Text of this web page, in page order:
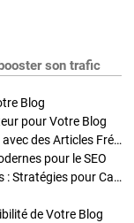
son trafic
Blog
pour Votre Blog
Stratégies de Publication : Boostez Votre Blog avec des Articles Fréquents et Exclusifs
pour le SEO
Enrichir Vos Articles avec des Contenus Riches : Stratégies pour Captiver et Optimiser
de Votre Blog